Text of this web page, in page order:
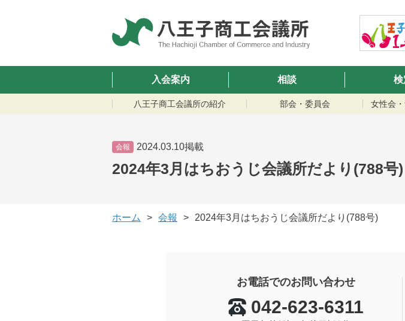
入会案内 相談 検
八王子商工会議所の紹介 部会・委員会 女性会
会報 2024.03.10掲載
2024年3月はちおうじ会議所だより(788号)
ホーム 会報 2024年3月はちおうじ会議所だより(788号)
お電話でのお問い合わせ
042-623-6311